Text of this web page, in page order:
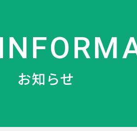
お知らせ
ベネシードについて
事業情報
ベネシード
イアンス行動指針
ディアパートナーシップ
ご購入について 豊
お知らせ